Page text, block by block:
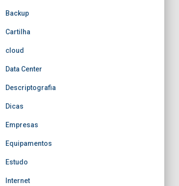
Backup
Cartilha
cloud
Data Center
Descriptografia
Dicas
Empresas
Equipamentos
Estudo
Internet